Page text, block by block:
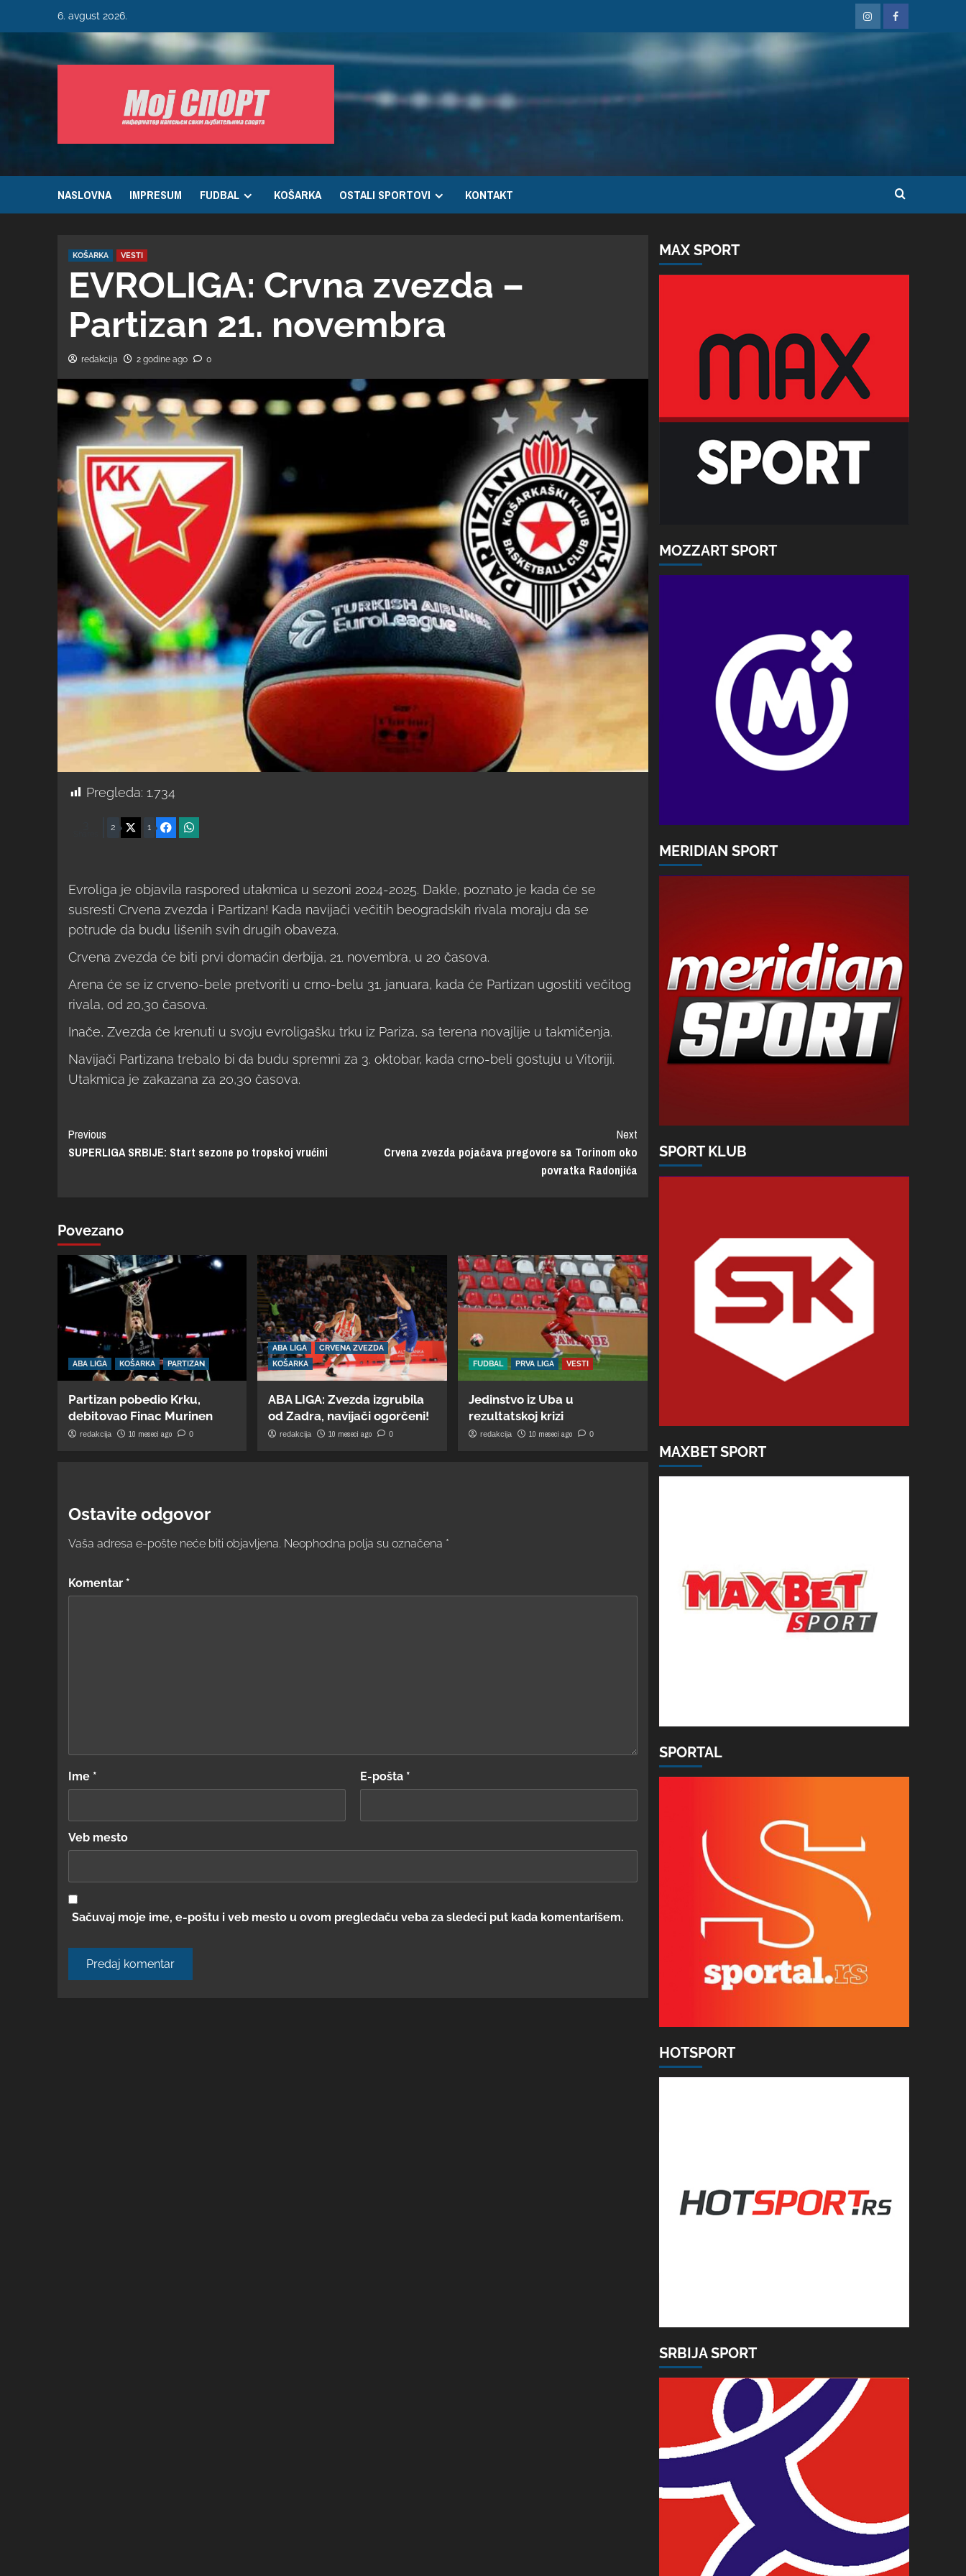
6. avgust 2026.
NASLOVNA IMPRESUM FUDBAL KOŠARKA OSTALI SPORTOVI KONTAKT
KOŠARKA VESTI
EVROLIGA: Crvna zvezda –
Partizan 21. novembra
redakcija 2 godine ago 0
Pregleda: 1.734
2 1 Facebook
Evroliga je objavila raspored utakmica u sezoni 2024-2025. Dakle, poznato je kada će se
susresti Crvena zvezda i Partizan! Kada navijači večitih beogradskih rivala moraju da se
potrude da budu lišenih svih drugih obaveza.
Crvena zvezda će biti prvi domaćin derbija, 21. novembra, u 20 časova.
Arena će se iz crveno-bele pretvoriti u crno-belu 31. januara, kada će Partizan ugostiti večitog
rivala, od 20,30 časova.
Inače, Zvezda će krenuti u svoju evroligašku trku iz Pariza, sa terena novajlije u takmičenja.
Navijači Partizana trebalo bi da budu spremni za 3. oktobar, kada crno-beli gostuju u Vitoriji.
Utakmica je zakazana za 20,30 časova.
Previous
SUPERLIGA SRBIJE: Start sezone po tropskoj vrućini
Next
Crvena zvezda pojačava pregovore sa Torinom oko
povratka Radonjića
Povezano
ABA LIGA KOŠARKA PARTIZAN
Partizan pobedio Krku,
debitovao Finac Murinen
redakcija 10 meseci ago 0
ABA LIGA
CRVENA ZVEZDA
KOŠARKA
ABA LIGA: Zvezda izgrubila
od Zadra, navijači ogorčeni!
redakcija 10 meseci ago 0
FUDBAL PRVA LIGA VESTI
Jedinstvo iz Uba u
rezultatskoj krizi
redakcija 10 meseci ago 0
Ostavite odgovor
Vaša adresa e-pošte neće biti objavljena. Neophodna polja su označena *
Komentar *
Ime * E-pošta *
Veb mesto
Sačuvaj moje ime, e-poštu i veb mesto u ovom pregledaču veba za sledeći put kada komentarišem.
MAX SPORT
MOZZART SPORT
MERIDIAN SPORT
SPORT KLUB
MAXBET SPORT
SPORTAL
HOTSPORT
SRBIJA SPORT